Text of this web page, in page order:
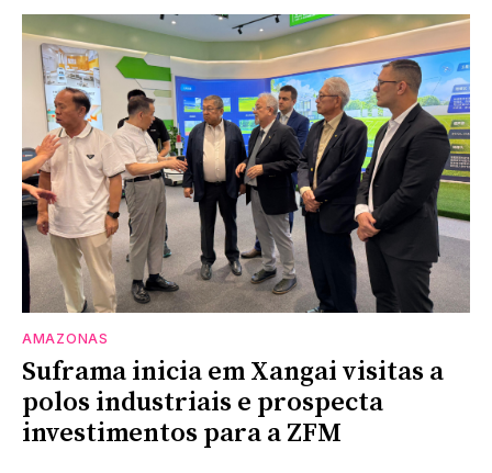
AMAZONAS
Suframa inicia em Xangai visitas a
polos industriais e prospecta
investimentos para a ZFM